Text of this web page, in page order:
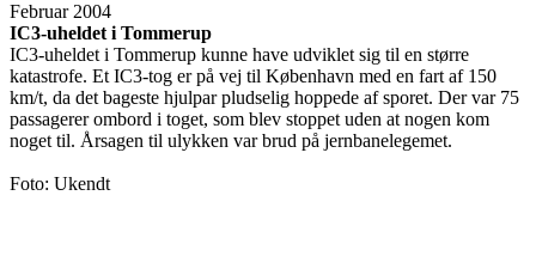
Februar 2004
IC3-uheldet i Tommerup
IC3-uheldet i Tommerup kunne have udviklet sig til en større
katastrofe. Et IC3-tog er på vej til København med en fart af 150
km/t, da det bageste hjulpar pludselig hoppede af sporet. Der var 75
passagerer ombord i toget, som blev stoppet uden at nogen kom
noget til. Årsagen til ulykken var brud på jernbanelegemet.
Foto: Ukendt